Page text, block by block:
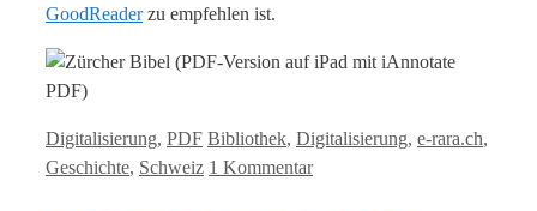
GoodReaderzu empfehlen ist.
Kategorien
Digitalisierung, PDF Tags
Bibliothek, Digitalisierung, e-rara.ch,
Geschichte, Schweiz 1 Kommentar